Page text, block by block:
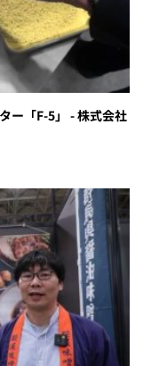
ー「F-5」 - 株式会社